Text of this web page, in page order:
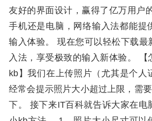
友好的界面设计，赢得了亿万用户
手机还是电脑，网络输入法都能提
输入体验。 现在您可以轻松下载最
入法，享受极致的输入新体验。 【
kb】我们在上传照片（尤其是个人
经常会提示照片大小超过上限，需
下。 接下来IT百科就告诉大家在电